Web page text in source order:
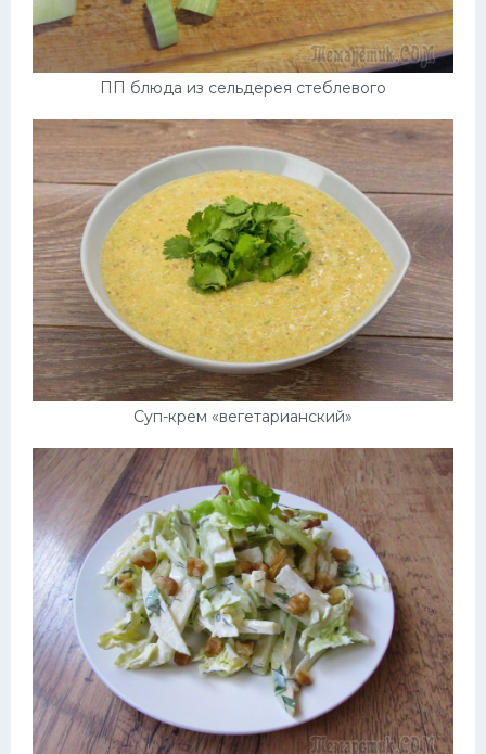
ПП блюда из сельдерея стеблевого
Суп-крем «вегетарианский»